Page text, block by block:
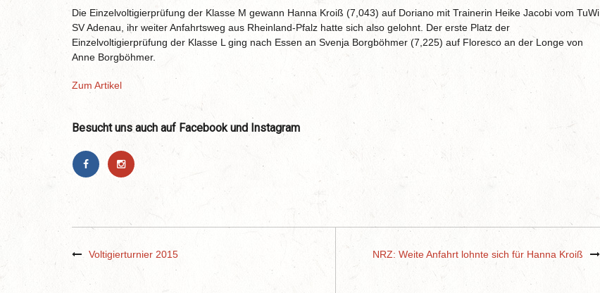
Die Einzelvoltigierprüfung der Klasse M gewann Hanna Kroiß (7,043) auf Doriano mit Trainerin Heike Jacobi vom TuWi
SV Adenau, ihr weiter Anfahrtsweg aus Rheinland-Pfalz hatte sich also gelohnt. Der erste Platz der
Einzelvoltigierprüfung der Klasse L ging nach Essen an Svenja Borgböhmer (7,225) auf Floresco an der Longe von
Anne Borgböhmer.
Zum Artikel
Besucht uns auch auf Facebook und Instagram
Voltigierturnier 2015 NRZ: Weite Anfahrt lohnte sich für Hanna Kroiß